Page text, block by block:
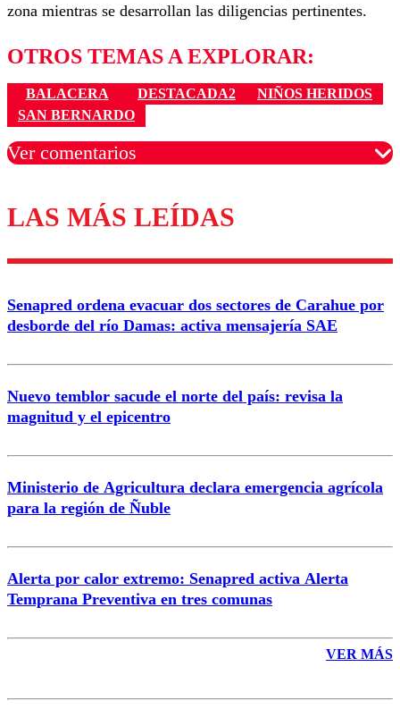
zona mientras se desarrollan las diligencias pertinentes.
OTROS TEMAS A EXPLORAR:
BALACERA DESTACADA2
NIÑOS HERIDOS
SAN BERNARDO
Ver comentarios
Los comentarios son moderados para garantizar un
diálogo respetuoso.
Nombre
Correo
LAS MÁS LEÍDAS
Senapred ordena evacuar dos sectores de Carahue por
desborde del río Damas: activa mensajería SAE
Nuevo temblor sacude el norte del país: revisa la
magnitud y el epicentro
Ministerio de Agricultura declara emergencia agrícola
para la región de Ñuble
Alerta por calor extremo: Senapred activa Alerta
Temprana Preventiva en tres comunas
VER MÁS